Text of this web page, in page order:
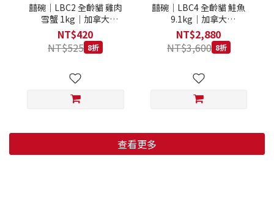
囍碗｜LBC2 全齡貓 雞肉
雪蟹 1kg｜加拿大
Loveabowl 天然無穀糧 1
公斤 成貓 無穀貓飼料
NT$420
NT$525 8折
囍碗｜LBC4 全齡貓 鮭魚
9.1kg｜加拿大
Loveabowl 天然無穀糧
9.1公斤 成貓 無穀貓飼料
NT$2,880
NT$3,600 8折
查看更多